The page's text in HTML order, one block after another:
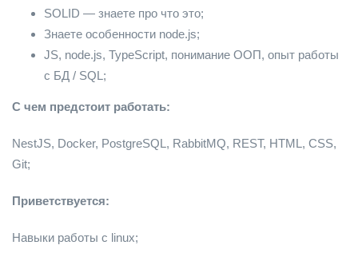
SOLID — знаете про что это;
Знаете особенности node.js;
JS, node.js, TypeScript, понимание ООП, опыт работы
с БД / SQL;
С чем предстоит работать:
NestJS, Docker, PostgreSQL, RabbitMQ, REST, HTML, CSS,
Git;
Приветствуется:
Навыки работы с linux;